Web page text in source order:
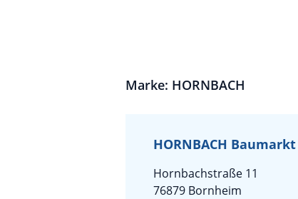
Marke: HORNBACH
HORNBACH Baumarkt
Hornbachstraße 11
76879 Bornheim